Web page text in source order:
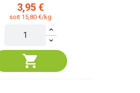
Prix
3,95 €
soit 15,80 €/kg